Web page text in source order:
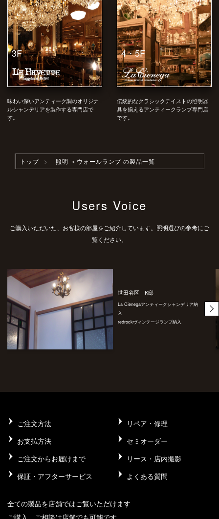
3F
味わい深いアンティーク調のオリジナ
ルシャンデリアを製作する専門店で
す。
4・5F
伝統的なクラシックテイストの照明器
具を揃えるアンティークランプ専門店
です。
トップ 照明 ＞ウォールランプ の製品一覧
Users Voice
ご購入いただいた、お客様の部屋をご紹介しています。照明選びの参考にご
覧ください。
世田谷区 K邸
La Cienegaアンティークシャンデリア納
入
redrockヴィンテージランプ納入
ご注文方法
リペア・修理
お支払方法
セミオーダー
ご注文からお届けまで
リース・店内撮影
保証・アフターサービス
よくある質問
全ての製品を店舗ではご覧いただけます